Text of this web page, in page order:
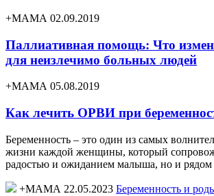
+МАМА 02.09.2019
Паллиативная помощь: Что
для неизлечимо больных людей
+МАМА 05.08.2019
Как лечить ОРВИ при
Беременность – это один из самых
жизни каждой женщины, который
радостью и ожиданием малыша, но и
+МАМА 22.05.2023 Беременность и